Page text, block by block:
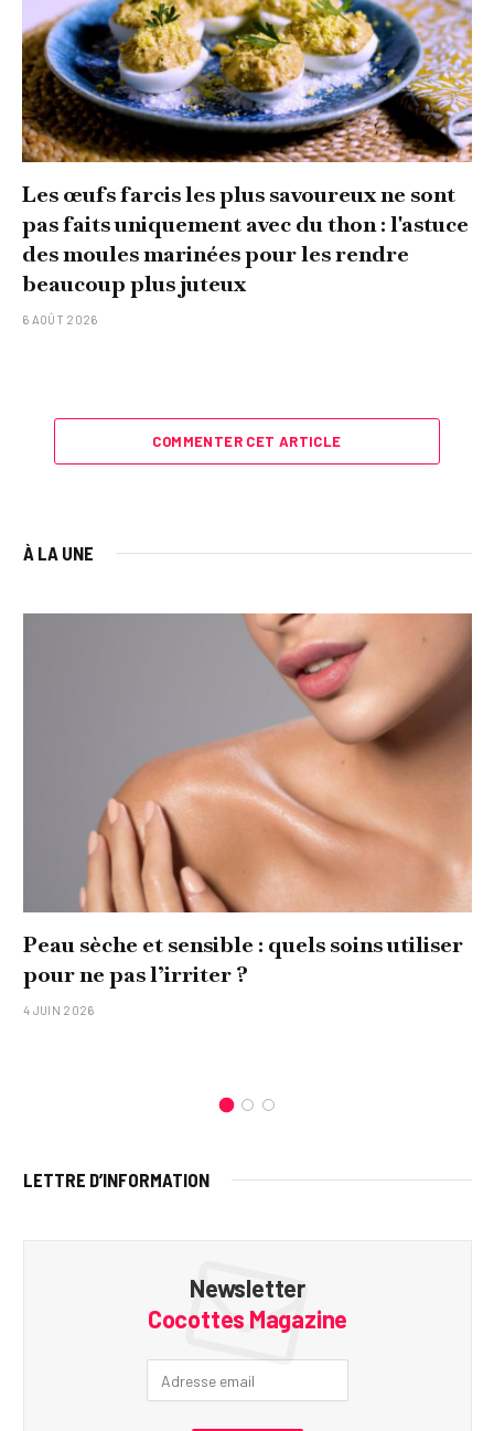
Les œufs farcis les plus savoureux ne sont
pas faits uniquement avec du thon : l'astuce
des moules marinées pour les rendre
beaucoup plus juteux
6 AOÛT 2026
COMMENTER CET ARTICLE
À LA UNE
Peau sèche et sensible : quels soins utiliser
pour ne pas l’irriter ?
4 JUIN 2026
LETTRE D’INFORMATION
Newsletter
Cocottes Magazine